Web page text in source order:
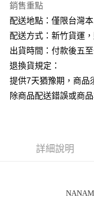
運送方式
下單前請先詢問庫存
每筆NT$130，滿
銷售重點
配送地點：僅限台灣
配送方式：新竹貨運
出貨時間：付款後五
退換貨規定：
提供7天猶豫期，商品
除商品配送錯誤或商
詳細說明